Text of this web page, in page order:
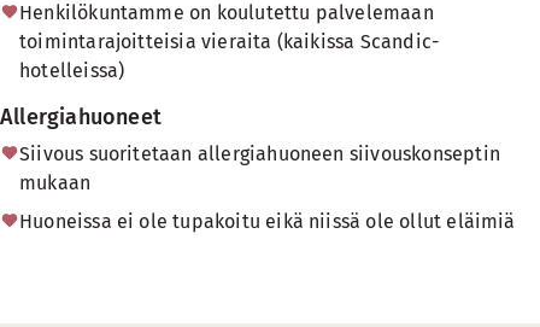
Henkilökuntamme on koulutettu palvelemaan
toimintarajoitteisia vieraita (kaikissa Scandic-
hotelleissa)
Allergiahuoneet
Siivous suoritetaan allergiahuoneen siivouskonseptin
mukaan
Huoneissa ei ole tupakoitu eikä niissä ole ollut eläimiä